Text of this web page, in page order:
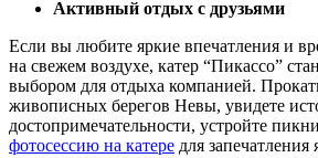
Активный отдых с друзьями
Если вы любите яркие впечатления и
на свежем воздухе, катер “Пикассо”
выбором для отдыха компанией.
живописных берегов Невы, увидете
достопримечательности, устройте
фотосессию на катере для